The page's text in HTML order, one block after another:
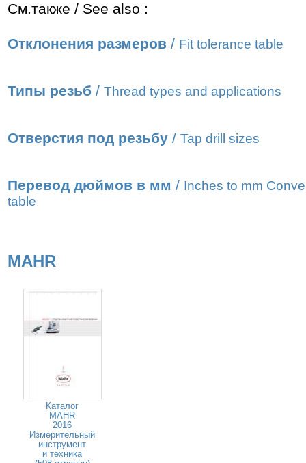
См.также / See also :
Отклонения размеров / Fit tolerance table
Типы резьб / Thread types and applications
Отверстия под резьбу / Tap drill sizes
Перевод дюймов в мм / Inches to mm
table
MAHR
Каталог
MAHR
2016
Измерительный
инструмент
и техника